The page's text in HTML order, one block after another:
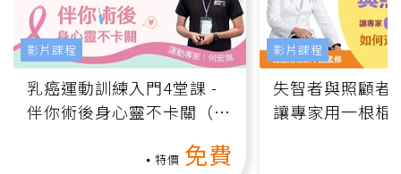
乳癌運動訓練入門4堂課 -
伴你術後身心靈不卡關（線
特價 免費
影片課程
失智者與照顧者
讓專家用一根棍
影片課程